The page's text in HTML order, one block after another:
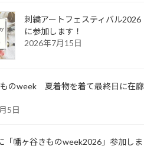
刺繍アートフェスティバル2026
に参加します！
2026年7月15日
のweek 夏着物を着て最終日に在廊
5日
「幡ヶ谷きものweek2026」参加しま